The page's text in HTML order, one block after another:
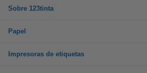
Sobre 123tinta
Papel
Impresoras de etiquetas